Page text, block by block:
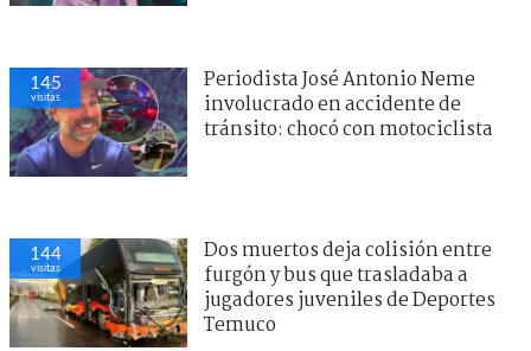
145
visitas
Periodista José Antonio Neme
involucrado en accidente de
tránsito: chocó con motociclista
144
visitas
Dos muertos deja colisión entre
furgón y bus que trasladaba a
jugadores juveniles de Deportes
Temuco